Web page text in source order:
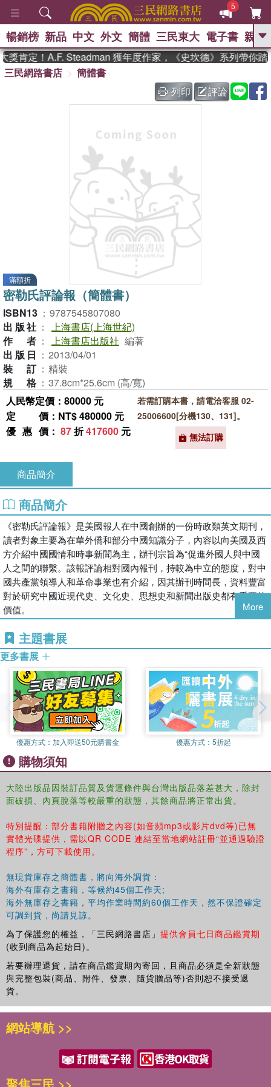
5
GO
、 如果歷史是一群喵 、 暑期
國際布克獎 臺灣漫遊錄 、 方
暢銷榜 新品 中文 外文 簡體 三民東大 電子書 親子
肯定！A.F. Steadman 獲年度作家，《史坎德》系列帶你踏
三民網路書店
簡體書
列印
評論
滿額折
密勒氏評論報（簡體書）
ISBN13 ： 9787545807080
出版社 ： 上海書店(上海世紀)
作者 ： 上海書店出版社 編著
出版日 ： 2013/04/01
裝訂 ： 精裝
規格 ： 37.8cm*25.6cm (高/寬)
人民幣定價：80000 元
定價 ：NT$ 480000 元
優惠價 ： 87折417600 元
若需訂購本書，請電洽客服 02-
25006600[分機130、131]。
無法訂購
商品簡介
商品簡介
《密勒氏評論報》是美國報人在中國創辦的一份時政類英文期刊，
讀者對象主要為在華外僑和部分中國知識分子，內容以向美國及西
方介紹中國國情和時事新聞為主，辦刊宗旨為“促進外國人與中國
人之間的聯繫。該報評論相對國內報刊，持較為中立的態度，對中
國共產黨領導人和革命事業也有介紹，因其辦刊時間長，資料豐富
對於研究中國近現代史、文化史、思想史和新聞出版史都有重要的
價值。
More
主題書展
更多書展
優惠方式： 加入即送50元購書金 優惠方式： 5折起
購物須知
大陸出版品因裝訂品質及貨運條件與台灣出版品落差甚大，除封
面破損、內頁脫落等較嚴重的狀態，其餘商品將正常出貨。
特別提醒：部分書籍附贈之內容(如音頻mp3或影片dvd等)已無
實體光碟提供，需以QR CODE 連結至當地網站註冊“並通過驗證
程序”，方可下載使用。
無現貨庫存之簡體書，將向海外調貨：
海外有庫存之書籍，等候約45個工作天;
海外無庫存之書籍，平均作業時間約60個工作天，然不保證確定
可調到貨，尚請見諒。
為了保護您的權益，「三民網路書店」 提供會員七日商品鑑賞期
(收到商品為起始日)。
若要辦理退貨，請在商品鑑賞期內寄回，且商品必須是全新狀態
與完整包裝(商品、附件、發票、隨貨贈品等)否則恕不接受退
貨。
網站導航 >>